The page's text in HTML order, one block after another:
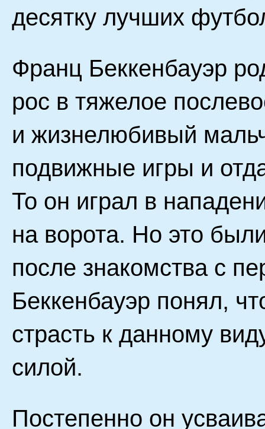
десятку лучших
Франц Беккенбауэр
рос в тяжелое
и жизнелюбивый
подвижные игры и
То он играл в
на ворота. Но это
после знакомства с
Беккенбауэр понял,
страсть к данному
силой.
Постепенно он